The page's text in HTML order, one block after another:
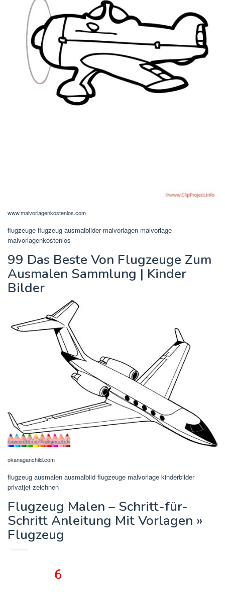
www.malvorlagenkostenlos.com
flugzeuge flugzeug ausmalbilder malvorlagen malvorlage
malvorlagenkostenlos
99 Das Beste Von Flugzeuge Zum
Ausmalen Sammlung | Kinder
Bilder
okanaganchild.com
flugzeug ausmalen ausmalbild flugzeuge malvorlage kinderbilder
privatjet zeichnen
Flugzeug Malen – Schritt-für-
Schritt Anleitung Mit Vorlagen »
Flugzeug